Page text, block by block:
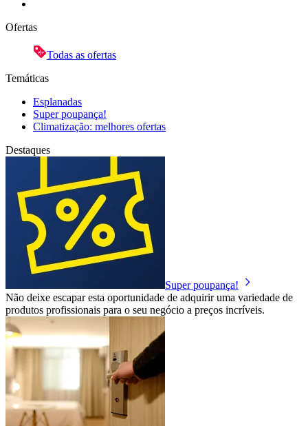
Ofertas
Todas as ofertas
Temáticas
Esplanadas
Super poupança!
Climatização: melhores ofertas
Destaques
Super poupança!
Não deixe escapar esta oportunidade de adquirir uma variedade de
produtos profissionais para o seu negócio a preços incríveis.